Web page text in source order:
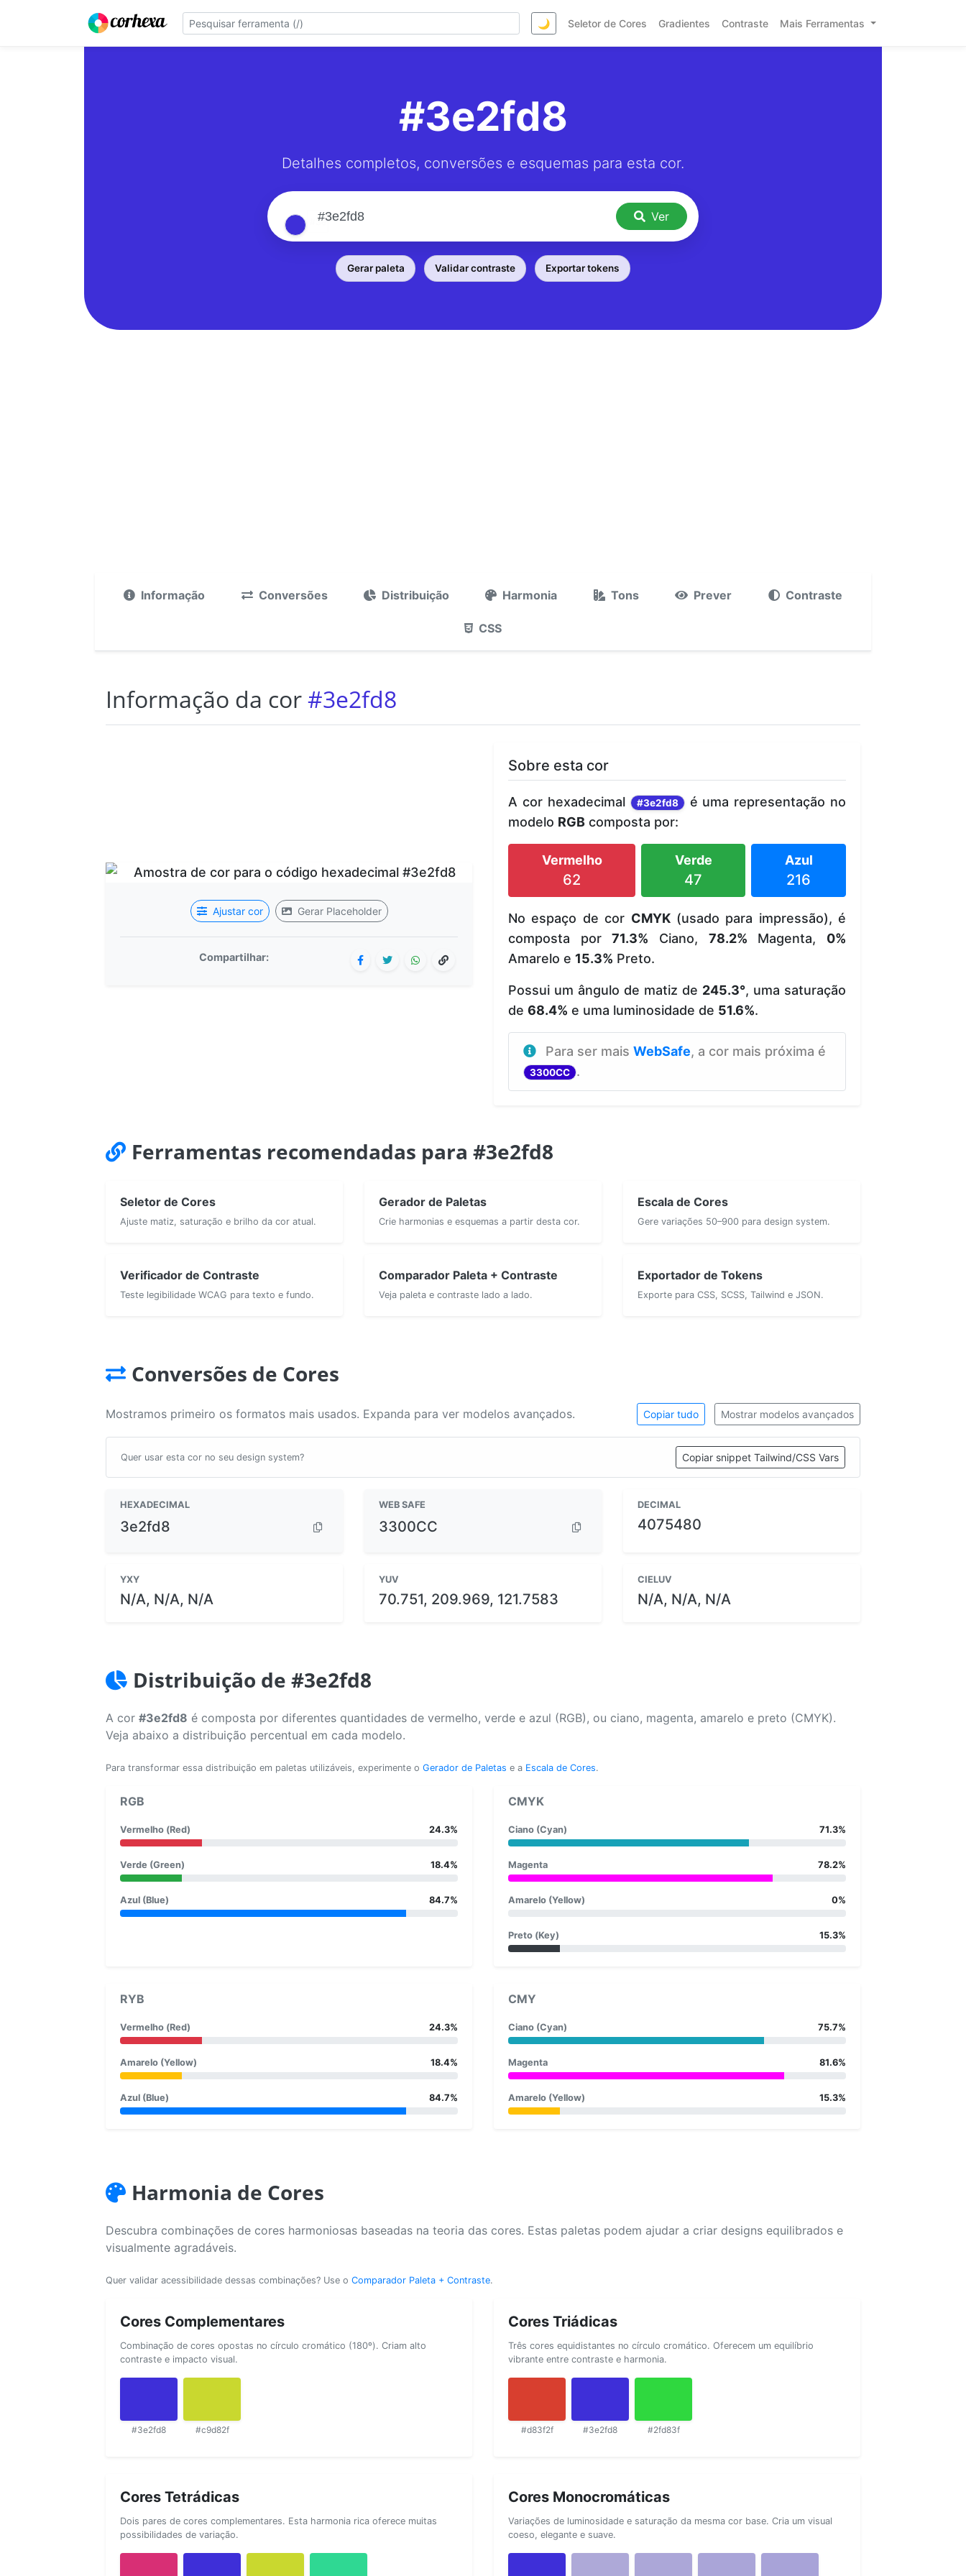
🌙 Seletor de Cores Gradientes Contraste Mais Ferramentas
#3e2fd8
Detalhes completos, conversões e esquemas para esta cor.
Ver
Gerar paleta Validar contraste Exportar tokens
Informação Conversões Distribuição Harmonia Tons Prever Contraste
CSS
Informação da cor#3e2fd8
Ajustar cor Gerar Placeholder
Compartilhar:
Sobre esta cor
A cor hexadecimal #3e2fd8 é uma representação no
modelo RGB composta por:
Vermelho
62
Verde
47
Azul
216
No espaço de cor CMYK(usado para impressão), é
composta por71.3% Ciano, 78.2% Magenta, 0%
Amarelo e 15.3% Preto.
Possui um ângulo de matiz de 245.3°, uma saturação
de 68.4% e uma luminosidade de 51.6%.
Para ser mais WebSafe, a cor mais próxima é
3300CC .
Ferramentas recomendadas para #3e2fd8
Seletor de Cores
Ajuste matiz, saturação e brilho da cor atual.
Gerador de Paletas
Crie harmonias e esquemas a partir desta cor.
Escala de Cores
Gere variações 50–900 para design system.
Verificador de Contraste
Teste legibilidade WCAG para texto e fundo.
Comparador Paleta + Contraste
Veja paleta e contraste lado a lado.
Exportador de Tokens
Exporte para CSS, SCSS, Tailwind e JSON.
Conversões de Cores
Mostramos primeiro os formatos mais usados. Expanda para ver modelos avançados. Copiar tudo Mostrar modelos avançados
Quer usar esta cor no seu design system? Copiar snippet Tailwind/CSS Vars
HEXADECIMAL
3e2fd8
WEB SAFE
3300CC
DECIMAL
4075480
YXY
N/A, N/A, N/A
YUV
70.751, 209.969, 121.7583
CIELUV
N/A, N/A, N/A
Distribuição de #3e2fd8
A cor #3e2fd8 é composta por diferentes quantidades de vermelho, verde e azul (RGB), ou ciano, magenta, amarelo e preto (CMYK).
Veja abaixo a distribuição percentual em cada modelo.
Para transformar essa distribuição em paletas utilizáveis, experimente o Gerador de Paletas e a Escala de Cores.
RGB
Vermelho (Red) 24.3%
Verde (Green) 18.4%
Azul (Blue) 84.7%
CMYK
Ciano (Cyan) 71.3%
Magenta 78.2%
Amarelo (Yellow) 0%
Preto (Key) 15.3%
RYB
Vermelho (Red) 24.3%
Amarelo (Yellow) 18.4%
Azul (Blue) 84.7%
CMY
Ciano (Cyan) 75.7%
Magenta 81.6%
Amarelo (Yellow) 15.3%
Harmonia de Cores
Descubra combinações de cores harmoniosas baseadas na teoria das cores. Estas paletas podem ajudar a criar designs equilibrados e
visualmente agradáveis.
Quer validar acessibilidade dessas combinações? Use o Comparador Paleta + Contraste.
Cores Complementares
Combinação de cores opostas no círculo cromático (180º). Criam alto
contraste e impacto visual.
#3e2fd8 #c9d82f
Cores Triádicas
Três cores equidistantes no círculo cromático. Oferecem um equilíbrio
vibrante entre contraste e harmonia.
#d83f2f #3e2fd8 #2fd83f
Cores Tetrádicas
Dois pares de cores complementares. Esta harmonia rica oferece muitas
possibilidades de variação.
Cores Monocromáticas
Variações de luminosidade e saturação da mesma cor base. Cria um visual
coeso, elegante e suave.